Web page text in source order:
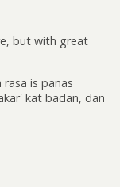
but with great
rasa is panas
kat badan, dan